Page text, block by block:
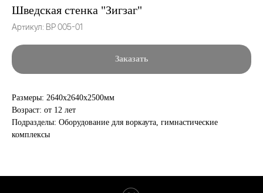
Шведская стенка "Зигзаг"
Артикул: ВР 005-01
Заказать
Размеры: 2640х2640х2500мм
Возраст: от 12 лет
Подразделы: Оборудование для воркаута, гимнастические
комплексы